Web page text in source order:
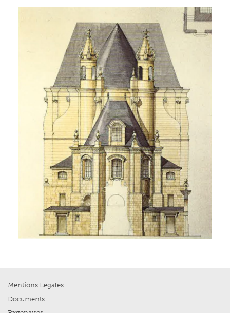
Mentions Légales
Documents